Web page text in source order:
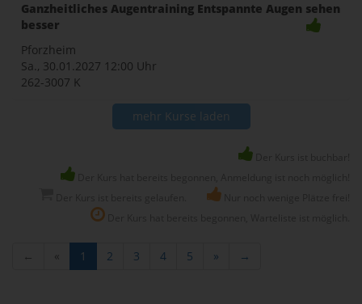
Ganzheitliches Augentraining Entspannte Augen sehen
besser
Pforzheim
Sa., 30.01.2027 12:00 Uhr
262-3007 K
mehr Kurse laden
← « 1 2 3 4 5 » →